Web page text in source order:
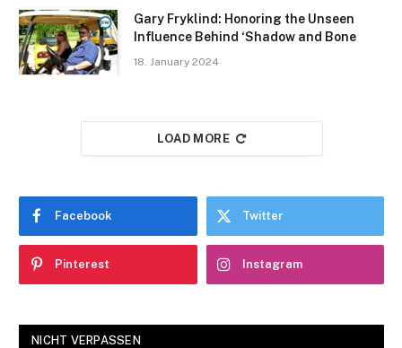
Gary Fryklind: Honoring the Unseen
Influence Behind ‘Shadow and Bone
18. January 2024
LOAD MORE
Facebook Twitter
Pinterest Instagram
NICHT VERPASSEN